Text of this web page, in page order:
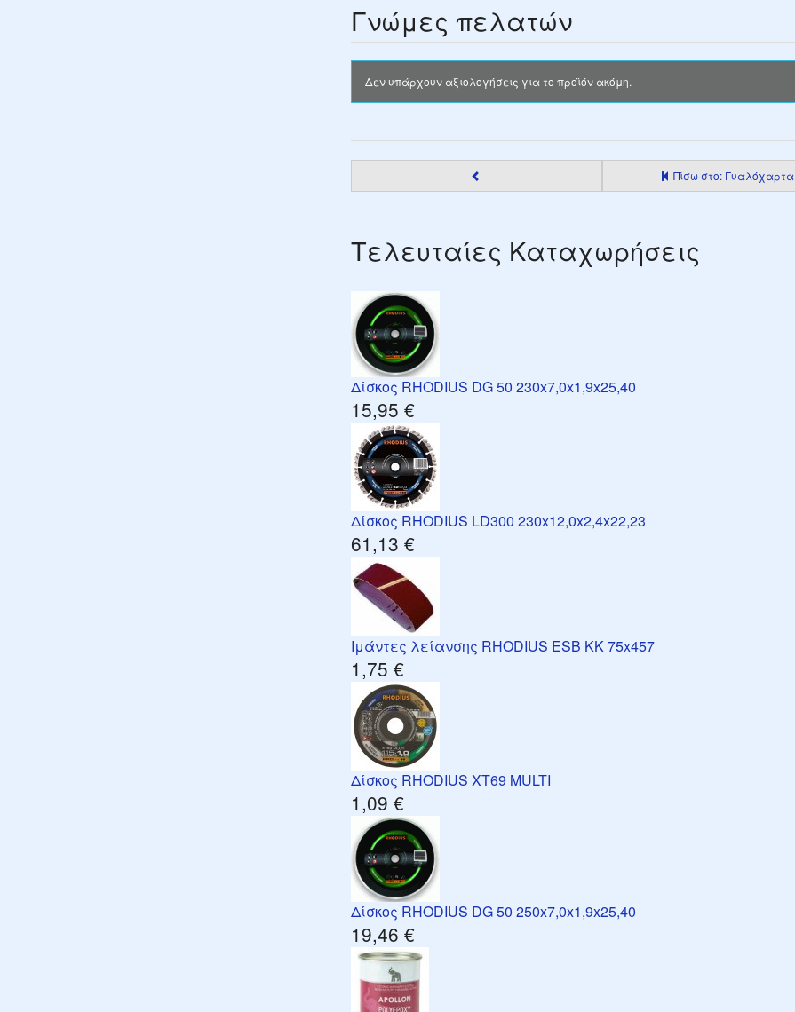
Γνώμες πελατών
Δεν υπάρχουν αξιολογήσεις για το προϊόν ακόμη.
Πίσω στο: Γυαλόχαρτα
Τελευταίες Καταχωρήσεις
Δίσκος RHODIUS DG 50 230x7,0x1,9x25,40
15,95 €
Δίσκος RHODIUS LD300 230x12,0x2,4x22,23
61,13 €
Ιμάντες λείανσης RHODIUS ESB KK 75x457
1,75 €
Δίσκος RHODIUS XT69 MULTI
1,09 €
Δίσκος RHODIUS DG 50 250x7,0x1,9x25,40
19,46 €